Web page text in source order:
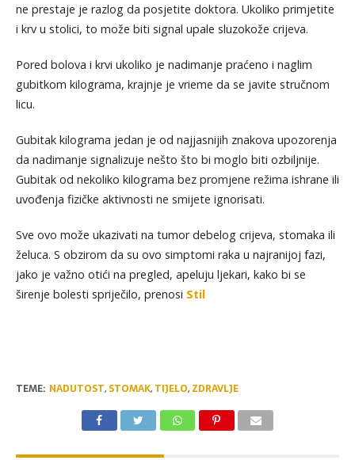
ne prestaje je razlog da posjetite doktora. Ukoliko primjetite
i krv u stolici, to može biti signal upale sluzokože crijeva.
Pored bolova i krvi ukoliko je nadimanje praćeno i naglim
gubitkom kilograma, krajnje je vrieme da se javite stručnom
licu.
Gubitak kilograma jedan je od najjasnijih znakova upozorenja
da nadimanje signalizuje nešto što bi moglo biti ozbiljnije.
Gubitak od nekoliko kilograma bez promjene režima ishrane ili
uvođenja fizičke aktivnosti ne smijete ignorisati.
Sve ovo može ukazivati na tumor debelog crijeva, stomaka ili
želuca. S obzirom da su ovo simptomi raka u najranijoj fazi,
jako je važno otići na pregled, apeluju ljekari, kako bi se
širenje bolesti spriječilo, prenosi Stil
TEME: NADUTOST, STOMAK, TIJELO, ZDRAVLJE